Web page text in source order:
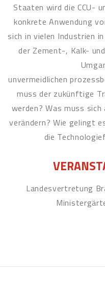
Staaten wird die CCU-
konkrete Anwendung
sich in vielen Industrien
der Zement-, Kalk-
unvermeidlichen
muss der zukünftige
werden? Was muss
verändern? Wie gelingt
die
Landesvertretung